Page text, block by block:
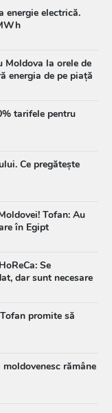
energie electrică.
Moldova la orele de
energia de pe piață
tarifele pentru
Ce pregătește
Tofan: Au
în Egipt
Se
dar sunt necesare
promite să
rămâne